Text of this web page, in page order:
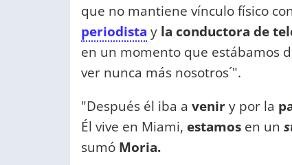
que no mantiene vínculo físico
periodista y la conductora de
en un momento que estábamos
ver nunca más nosotros´".
"Después él iba a veniry por la
Él vive en Miami, estamos en un
sumó Moria.